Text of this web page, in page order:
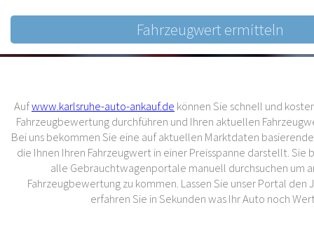
Aufwww.karlsruhe-auto-ankauf.de können Sie schnell und
Fahrzeugbewertung durchführen und Ihren aktuellen
Bei uns bekommen Sie eine auf aktuellen Marktdaten
die Ihnen Ihren Fahrzeugwert in einer Preisspanne darstellt. Sie
alle Gebrauchtwagenportale manuell durchsuchen um
Fahrzeugbewertung zu kommen. Lassen Sie unser Portal den
erfahren Sie in Sekunden was Ihr Auto noch